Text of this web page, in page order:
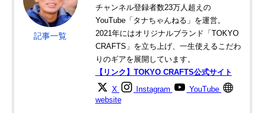
記事一覧
チャンネル登録者数23万人超えの
YouTube「タナちゃんねる」を運営。
2021年にはオリジナルブランド「TOKYO
CRAFTS」を立ち上げ、一生使えるこだわ
りのギアを展開しています。
【リンク】TOKYO CRAFTS公式サイト
X Instagram
YouTube
website